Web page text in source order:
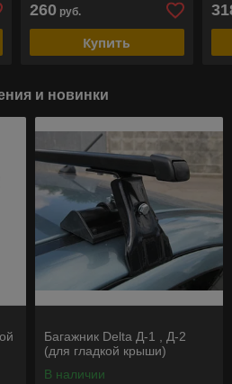
рейлингами
260 руб.
Купить
и новинки
Багажник Delta Д-1 , Д-2
(для гладкой крыши)
В наличии